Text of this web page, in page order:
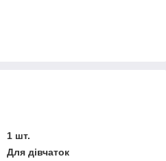
1 шт.
Для дівчаток